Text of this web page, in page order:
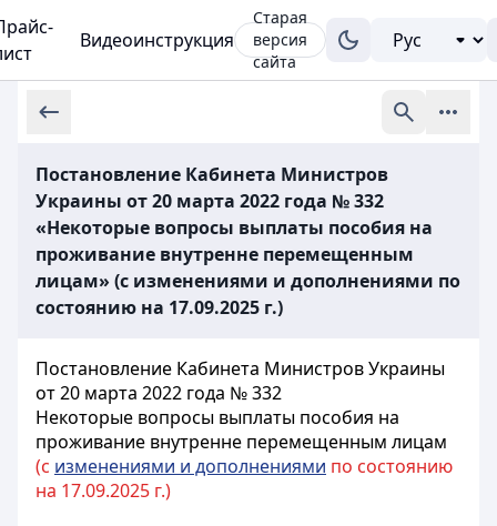
Видеоинструкция
Старая
версия
сайта
Постановление Кабинета Министров
Украины от 20 марта 2022 года № 332
«Некоторые вопросы выплаты пособия на
проживание внутренне перемещенным
лицам» (с изменениями и дополнениями по
состоянию на 17.09.2025 г.)
Постановление Кабинета Министров Украины
от 20 марта 2022 года № 332
Некоторые вопросы выплаты пособия на
проживание внутренне перемещенным лицам
(с изменениями и дополнениями по состоянию
на 17.09.2025 г.)